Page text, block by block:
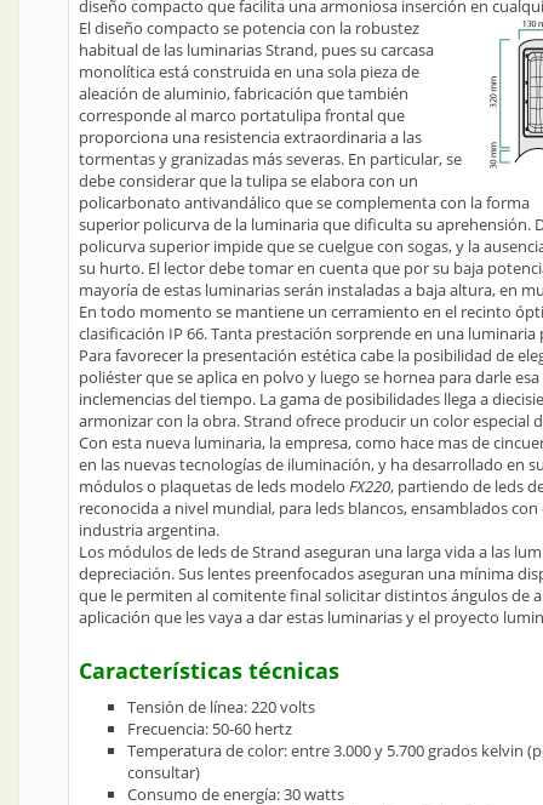
diseño compacto que facilita una armoniosa inserción en
El diseño compacto se potencia con la robustez
habitual de las luminarias Strand, pues su carcasa
monolítica está construida en una sola pieza de
aleación de aluminio, fabricación que también
corresponde al marco portatulipa frontal que
proporciona una resistencia extraordinaria a las
tormentas y granizadas más severas. En particular, se
debe considerar que la tulipa se elabora con un
policarbonato antivandálico que se complementa con la forma
superior policurva de la luminaria que dificulta su aprehensión.
policurva superior impide que se cuelgue con sogas, y la
su hurto. El lector debe tomar en cuenta que por su baja
mayoría de estas luminarias serán instaladas a baja altura, en
En todo momento se mantiene un cerramiento en el recinto
clasificación IP 66. Tanta prestación sorprende en una
Para favorecer la presentación estética cabe la posibilidad de
poliéster que se aplica en polvo y luego se hornea para darle
inclemencias del tiempo. La gama de posibilidades llega a
armonizar con la obra. Strand ofrece producir un color especial
Con esta nueva luminaria, la empresa, como hace mas de
en las nuevas tecnologías de iluminación, y ha desarrollado en
módulos o plaquetas de leds modelo FX220, partiendo de leds
reconocida a nivel mundial, para leds blancos, ensamblados
industria argentina.
Los módulos de leds de Strand aseguran una larga vida a las
depreciación. Sus lentes preenfocados aseguran una mínima
que le permiten al comitente final solicitar distintos ángulos de
aplicación que les vaya a dar estas luminarias y el proyecto
Características técnicas
Tensión de línea: 220 volts
Frecuencia: 50-60 hertz
Temperatura de color: entre 3.000 y 5.700 grados kelvin
consultar)
Consumo de energía: 30 watts